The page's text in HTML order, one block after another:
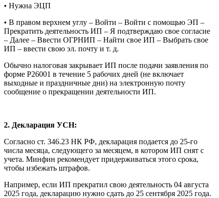
• Нужна ЭЦП
• В правом верхнем углу – Войти – Войти с помощью ЭП –
Прекратить деятельность ИП – Я подтверждаю свое согласие
– Далее – Ввести ОГРНИП – Найти свое ИП – Выбрать свое
ИП – ввести свою эл. почту и т. д.
Обычно налоговая закрывает ИП после подачи заявления по
форме Р26001 в течение 5 рабочих дней (не включает
выходные и праздничные дни) на электронную почту
сообщение о прекращении деятельности ИП.
2. Декларация УСН:
Согласно ст. 346.23 НК РФ, декларация подается до 25-го
числа месяца, следующего за месяцем, в котором ИП снят с
учета. Минфин рекомендует придерживаться этого срока,
чтобы избежать штрафов.
Например, если ИП прекратил свою деятельность 04 августа
2025 года, декларацию нужно сдать до 25 сентября 2025 года.